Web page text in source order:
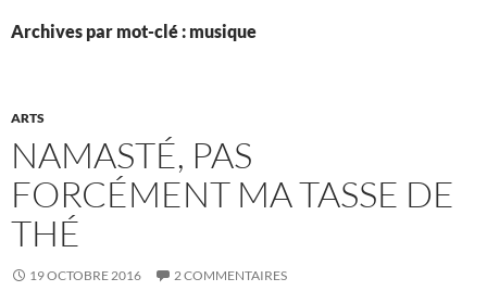
Archives par mot-clé : musique
ARTS
NAMASTÉ, PAS
FORCÉMENT MA TASSE DE
THÉ
19 OCTOBRE 2016 2 COMMENTAIRES